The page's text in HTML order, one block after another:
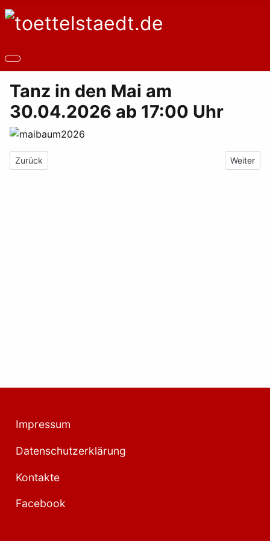
Tanz in den Mai am
30.04.2026 ab 17:00 Uhr
Vorheriger Beitrag: Unterbrechung der Trinkwasserversorgung
Zurück Nächster
Weiter
Impressum
Datenschutzerklärung
Kontakte
Facebook